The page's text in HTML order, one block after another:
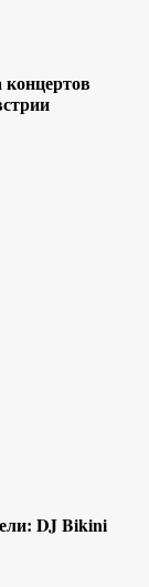
концертов
DJ Bikini